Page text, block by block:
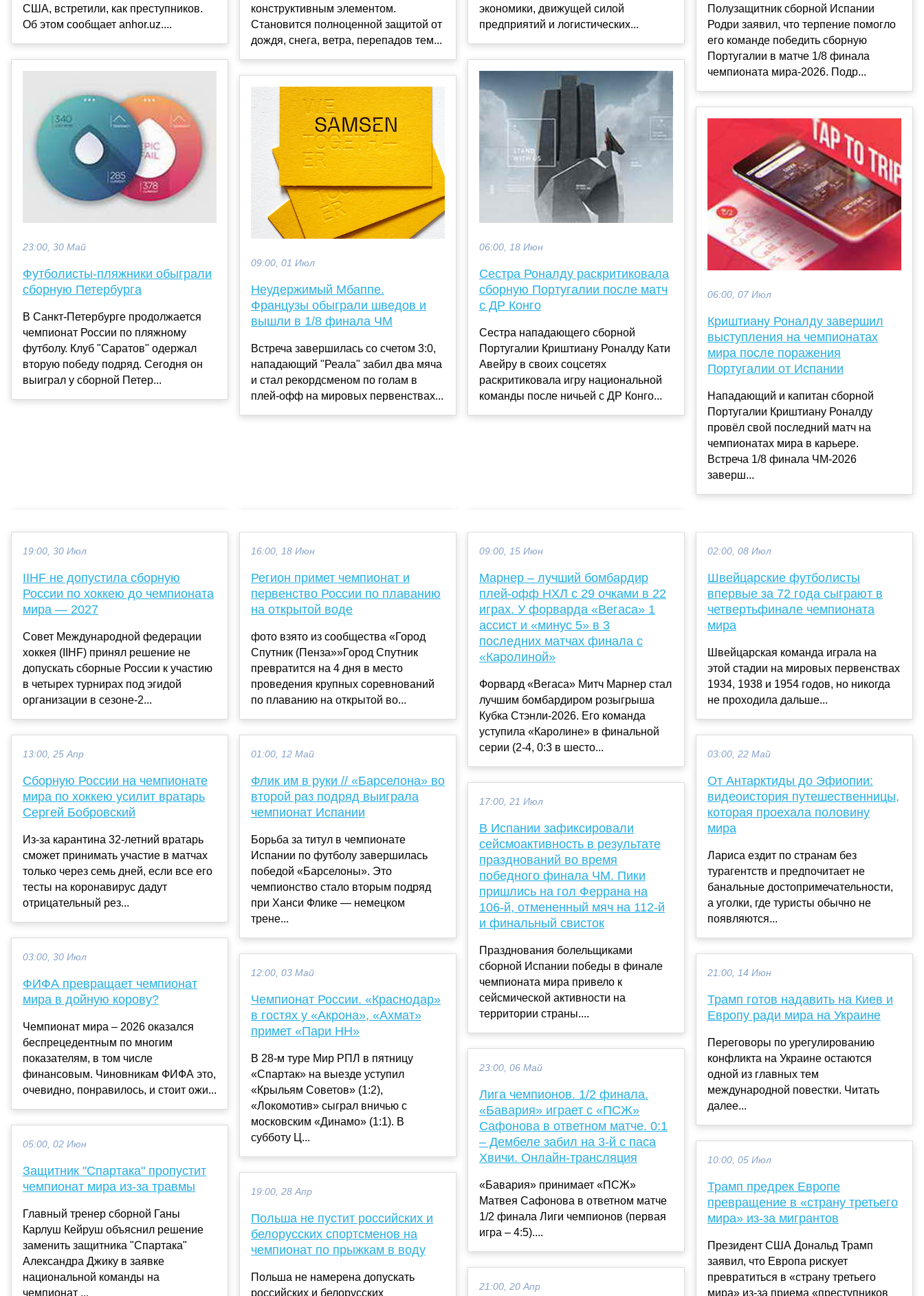
США, встретили, как преступников.
Об этом сообщает anhor.uz....
23:00, 30 Май
Футболисты-пляжники обыграли
сборную Петербурга
В Санкт-Петербурге продолжается
чемпионат России по пляжному
футболу. Клуб "Саратов" одержал
вторую победу подряд. Сегодня он
выиграл у сборной Петер...
конструктивным элементом.
Становится полноценной защитой от
дождя, снега, ветра, перепадов тем...
09:00, 01 Июл
Неудержимый Мбаппе.
Французы обыграли шведов и
вышли в 1/8 финала ЧМ
Встреча завершилась со счетом 3:0,
нападающий "Реала" забил два мяча
и стал рекордсменом по голам в
плей-офф на мировых первенствах...
экономики, движущей силой
предприятий и логистических...
06:00, 18 Июн
Сестра Роналду раскритиковала
сборную Португалии после матч
с ДР Конго
Сестра нападающего сборной
Португалии Криштиану Роналду Кати
Авейру в своих соцсетях
раскритиковала игру национальной
команды после ничьей с ДР Конго...
Полузащитник сборной Испании
Родри заявил, что терпение помогло
его команде победить сборную
Португалии в матче 1/8 финала
чемпионата мира‑2026. Подр...
06:00, 07 Июл
Криштиану Роналду завершил
выступления на чемпионатах
мира после поражения
Португалии от Испании
Нападающий и капитан сборной
Португалии Криштиану Роналду
провёл свой последний матч на
чемпионатах мира в карьере.
Встреча 1/8 финала ЧМ-2026
заверш...
19:00, 30 Июл
IIHF не допустила сборную
России по хоккею до чемпионата
мира — 2027
Совет Международной федерации
хоккея (IIHF) принял решение не
допускать сборные России к участию
в четырех турнирах под эгидой
организации в сезоне-2...
13:00, 25 Апр
Сборную России на чемпионате
мира по хоккею усилит вратарь
Сергей Бобровский
Из-за карантина 32-летний вратарь
сможет принимать участие в матчах
только через семь дней, если все его
тесты на коронавирус дадут
отрицательный рез...
03:00, 30 Июл
ФИФА превращает чемпионат
мира в дойную корову?
Чемпионат мира – 2026 оказался
беспрецедентным по многим
показателям, в том числе
финансовым. Чиновникам ФИФА это,
очевидно, понравилось, и стоит ожи...
05:00, 02 Июн
Защитник "Спартака" пропустит
чемпионат мира из-за травмы
Главный тренер сборной Ганы
Карлуш Кейруш объяснил решение
заменить защитника "Спартака"
Александра Джику в заявке
национальной команды на
чемпионат ...
16:00, 18 Июн
Регион примет чемпионат и
первенство России по плаванию
на открытой воде
фото взято из сообщества «Город
Спутник (Пенза»»Город Спутник
превратится на 4 дня в место
проведения крупных соревнований
по плаванию на открытой во...
01:00, 12 Май
Флик им в руки // «Барселона» во
второй раз подряд выиграла
чемпионат Испании
Борьба за титул в чемпионате
Испании по футболу завершилась
победой «Барселоны». Это
чемпионство стало вторым подряд
при Ханси Флике — немецком
трене...
12:00, 03 Май
Чемпионат России. «Краснодар»
в гостях у «Акрона», «Ахмат»
примет «Пари НН»
В 28-м туре Мир РПЛ в пятницу
«Спартак» на выезде уступил
«Крыльям Советов» (1:2),
«Локомотив» сыграл вничью с
московским «Динамо» (1:1). В
субботу Ц...
19:00, 28 Апр
Польша не пустит российских и
белорусских спортсменов на
чемпионат по прыжкам в воду
Польша не намерена допускать
российских и белорусских
09:00, 15 Июн
Марнер – лучший бомбардир
плей-офф НХЛ с 29 очками в 22
играх. У форварда «Вегаса» 1
ассист и «минус 5» в 3
последних матчах финала с
«Каролиной»
Форвард «Вегаса» Митч Марнер стал
лучшим бомбардиром розыгрыша
Кубка Стэнли-2026. Его команда
уступила «Каролине» в финальной
серии (2-4, 0:3 в шесто...
17:00, 21 Июл
В Испании зафиксировали
сейсмоактивность в результате
празднований во время
победного финала ЧМ. Пики
пришлись на гол Феррана на
106-й, отмененный мяч на 112-й
и финальный свисток
Празднования болельщиками
сборной Испании победы в финале
чемпионата мира привело к
сейсмической активности на
территории страны....
23:00, 06 Май
Лига чемпионов. 1/2 финала.
«Бавария» играет с «ПСЖ»
Сафонова в ответном матче. 0:1
– Дембеле забил на 3-й с паса
Хвичи. Онлайн-трансляция
«Бавария» принимает «ПСЖ»
Матвея Сафонова в ответном матче
1/2 финала Лиги чемпионов (первая
игра – 4:5)....
21:00, 20 Апр
02:00, 08 Июл
Швейцарские футболисты
впервые за 72 года сыграют в
четвертьфинале чемпионата
мира
Швейцарская команда играла на
этой стадии на мировых первенствах
1934, 1938 и 1954 годов, но никогда
не проходила дальше...
03:00, 22 Май
От Антарктиды до Эфиопии:
видеоистория путешественницы,
которая проехала половину
мира
Лариса ездит по странам без
турагентств и предпочитает не
банальные достопримечательности,
а уголки, где туристы обычно не
появляются...
21:00, 14 Июн
Трамп готов надавить на Киев и
Европу ради мира на Украине
Переговоры по урегулированию
конфликта на Украине остаются
одной из главных тем
международной повестки. Читать
далее...
10:00, 05 Июл
Трамп предрек Европе
превращение в «страну третьего
мира» из-за мигрантов
Президент США Дональд Трамп
заявил, что Европа рискует
превратиться в «страну третьего
мира» из-за приема «преступников